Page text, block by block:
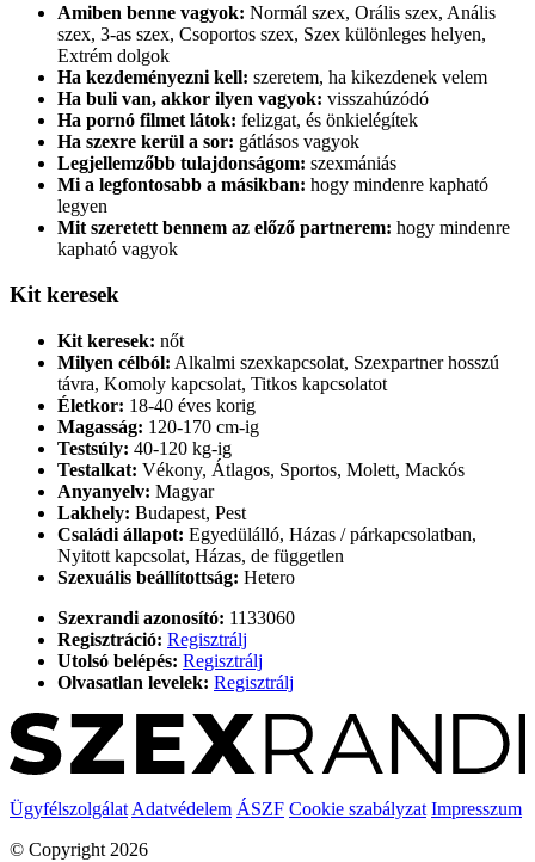
Amiben benne vagyok: Normál szex, Orális szex, Anális
szex, 3-as szex, Csoportos szex, Szex különleges helyen,
Extrém dolgok
Ha kezdeményezni kell: szeretem, ha kikezdenek velem
Ha buli van, akkor ilyen vagyok: visszahúzódó
Ha pornó filmet látok: felizgat, és önkielégítek
Ha szexre kerül a sor: gátlásos vagyok
Legjellemzőbb tulajdonságom: szexmániás
Mi a legfontosabb a másikban: hogy mindenre kapható
legyen
Mit szeretett bennem az előző partnerem: hogy mindenre
kapható vagyok
Kit keresek
Kit keresek: nőt
Milyen célból: Alkalmi szexkapcsolat, Szexpartner hosszú
távra, Komoly kapcsolat, Titkos kapcsolatot
Életkor: 18-40 éves korig
Magasság: 120-170 cm-ig
Testsúly: 40-120 kg-ig
Testalkat: Vékony, Átlagos, Sportos, Molett, Mackós
Anyanyelv: Magyar
Lakhely: Budapest, Pest
Családi állapot: Egyedülálló, Házas / párkapcsolatban,
Nyitott kapcsolat, Házas, de független
Szexuális beállítottság: Hetero
Szexrandi azonosító: 1133060
Regisztráció: Regisztrálj
Utolsó belépés: Regisztrálj
Olvasatlan levelek: Regisztrálj
Ügyfélszolgálat Adatvédelem ÁSZF Cookie szabályzat Impresszum
© Copyright 2026